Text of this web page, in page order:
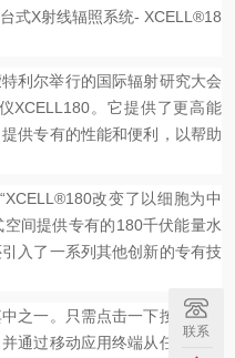
式X射线辐照系统- XCELL®18
利尔举行的国际辐射研究大会
XCELL180。它提供了更高能
供专有的性能和便利，以帮助
改变了以细胞为中
空间提供专有的180千伏能量水
入了一系列其他创新的专有技
之一。只需点击一下按钮，研
通过移动应用终端从任何地方
联系